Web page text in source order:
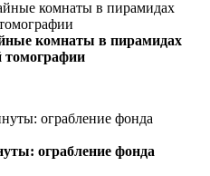
комнаты в пирамидах
ограбление фонда